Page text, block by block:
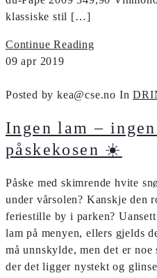
klassiske stil […]
Continue Reading
09 apr 2019
Posted by kea@cse.no In
Ingen lam –
påskekosen ☀️
Påske med skimrende hvite
under vårsolen? Kanskje den
feriestille by i parken?
lam på menyen, ellers gjelds
må unnskylde, men det er noe
der det ligger nystekt og